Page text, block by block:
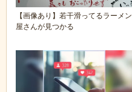
【画像あり】若干滑ってるラーメン
屋さんが見つかる